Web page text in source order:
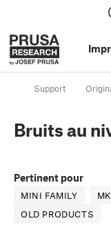
Support
Bruits au
Pertinent pour
MINI FAMILY
OLD PRODUCTS